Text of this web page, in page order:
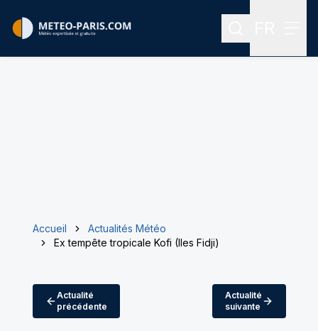
Rechercher
Accueil
Actualités Météo
Ex tempête tropicale Kofi (Iles Fidji)
Actualité
précédente
Actualité
suivante